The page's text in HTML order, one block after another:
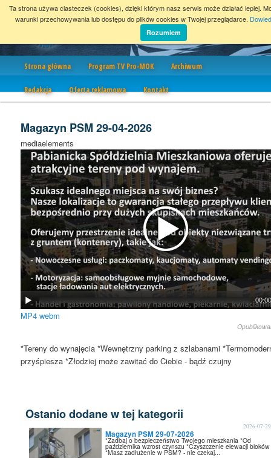
Strona główna Program TV Pro-MOK Archiwum
Redakcja Oferta reklamowa Kontakt
Magazyn PSM 29-04-2026
mediaelements
MP4 webm
*Tereny do wynajęcia *Wewnętrzny parking z szlabanami
przyśpiesza *Złodziej może zawitać do Ciebie - bądź czujny
Ostanio dodane w tej kategorii
Magazyn PSM 29-07-2026
2026-07-29
*Zadbaj o bezpieczeństwo Twojego mieszkania *Od
października wzrost czynszu *Czyszczenie elewacji bloków
*Masz zadłużenie w PSM? - nie czekaj...
Ta strona używa ciasteczek (cookies), dzięki którym nasz serwis może działać lepiej.
warunki przechowywania lub dostępu do plików cookies w Twojej przeglądarce.
Rozumiem